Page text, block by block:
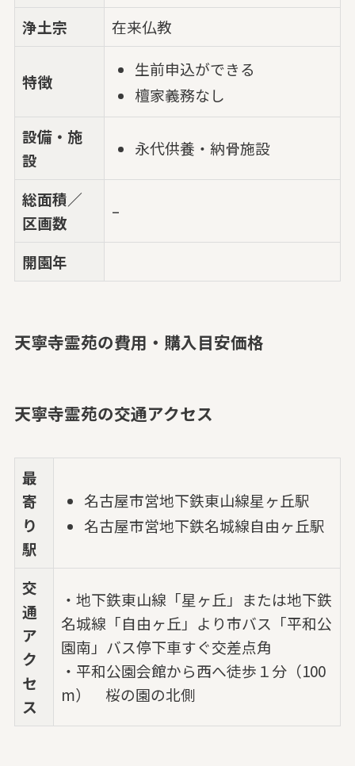
浄土宗 在来仏教
特徴
生前申込ができる
檀家義務なし
設備・施
設
永代供養・納骨施設
総面積／
区画数
–
開園年
天寧寺霊苑の費用・購入目安価格
天寧寺霊苑の交通アクセス
最
寄
り
駅
名古屋市営地下鉄東山線星ヶ丘駅
名古屋市営地下鉄名城線自由ヶ丘駅
交
通
ア
ク
セ
ス
・地下鉄東山線「星ヶ丘」または地下鉄
名城線「自由ヶ丘」より市バス「平和公
園南」バス停下車すぐ交差点角
・平和公園会館から西へ徒歩１分（100
m） 桜の園の北側